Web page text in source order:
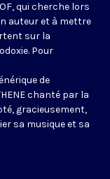
qui cherche lors
auteur et à mettre
sur la
Pour
de
chanté par la
gracieusement,
sa musique et sa